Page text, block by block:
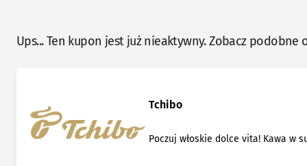
Ups... Ten kupon jest już nieaktywny. Zobacz podobne
Tchibo
Poczuj włoskie dolce vita! Kawa w